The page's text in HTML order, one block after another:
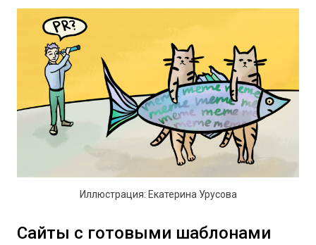
Иллюстрация: Екатерина Урусова
Сайты с готовыми шаблонами